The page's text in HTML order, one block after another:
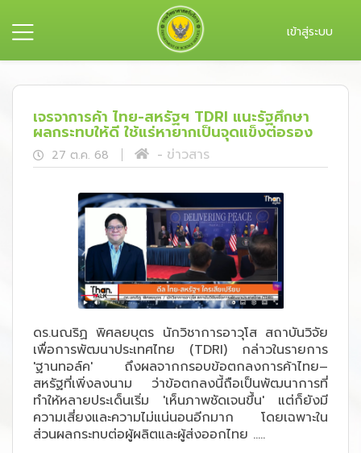
เข้าสู่ระบบ
เจรจาการค้า ไทย-สหรัฐฯ TDRI แนะรัฐศึกษา
ผลกระทบให้ดี ใช้แร่หายากเป็นจุดแข็งต่อรอง
27 ต.ค. 68 ข่าวสาร
ดร.นณริฏ พิศลยบุตร นักวิชาการอาวุโส สถาบันวิจัย
เพื่อการพัฒนาประเทศไทย (TDRI) กล่าวในรายการ
'ฐานทอล์ค' ถึงผลจากกรอบข้อตกลงการค้าไทย–
สหรัฐที่เพิ่งลงนาม ว่าข้อตกลงนี้ถือเป็นพัฒนาการที่
ทำให้หลายประเด็นเริ่ม 'เห็นภาพชัดเจนขึ้น' แต่ก็ยังมี
ความเสี่ยงและความไม่แน่นอนอีกมาก โดยเฉพาะใน
ส่วนผลกระทบต่อผู้ผลิตและผู้ส่งออกไทย .....